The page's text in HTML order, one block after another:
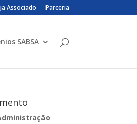
Associado Parceria
SABSA